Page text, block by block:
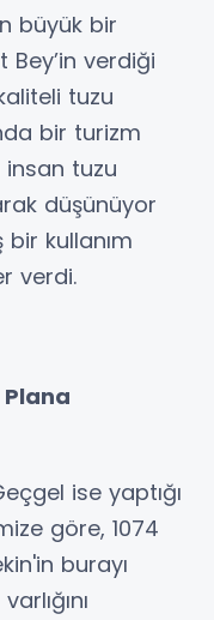
büyük bir
verdiği
tuzu
bir turizm
insan tuzu
düşünüyor
kullanım
verdi.
Plana
ise yaptığı
göre, 1074
burayı